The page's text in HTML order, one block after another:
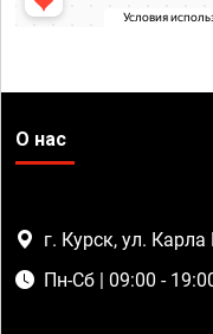
О нас
г. Курск, ул.
Пн-Сб | 09:00 -